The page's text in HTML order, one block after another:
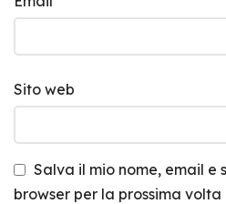
Sito web
Salva il mio nome, email e
browser per la prossima volta